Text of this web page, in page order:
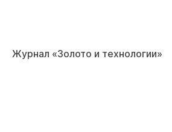
Журнал «Золото и технологии»